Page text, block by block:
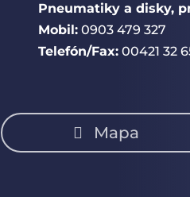
Pneumatiky a disky,
Mobil:0903 479 327
Telefón/Fax:00421 32
Mapa